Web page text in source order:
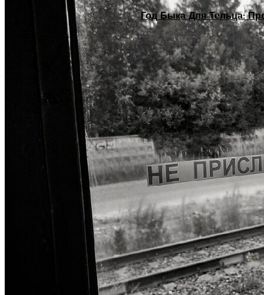
Год Быка Для Тельца: